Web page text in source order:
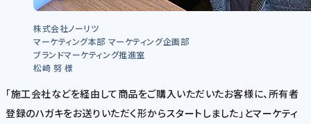
株式会社ノーリツ
マーケティング本部 マーケティング企画部
ブランドマーケティング推進室
松崎 努 様
「施工会社などを経由して商品をご購入いただいたお客様に、所有者
登録のハガキをお送りいただく形からスタートしました」とマーケティ